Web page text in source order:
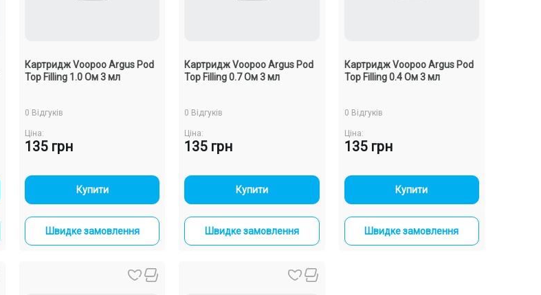
Картридж Voopoo Argus Pod
Top Filling 1.0 Ом 3 мл
0 Відгуків
Ціна:
135 грн
- +
Купити
Швидке замовлення
Картридж Voopoo Argus Pod
Top Filling 0.7 Ом 3 мл
0 Відгуків
Ціна:
135 грн
- +
Купити
Швидке замовлення
Картридж Voopoo Argus Pod
Top Filling 0.4 Ом 3 мл
0 Відгуків
Ціна:
135 грн
- +
Купити
Швидке замовлення